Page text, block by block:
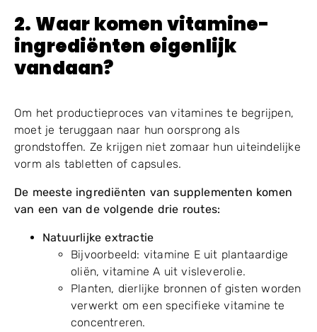
2. Waar komen vitamine-
ingrediënten eigenlijk
vandaan?
Om het productieproces van vitamines te begrijpen,
moet je teruggaan naar hun oorsprong als
grondstoffen. Ze krijgen niet zomaar hun uiteindelijke
vorm als tabletten of capsules.
De meeste ingrediënten van supplementen komen
van een van de volgende drie routes:
Natuurlijke extractie
Bijvoorbeeld: vitamine E uit plantaardige
oliën, vitamine A uit visleverolie.
Planten, dierlijke bronnen of gisten worden
verwerkt om een specifieke vitamine te
concentreren.